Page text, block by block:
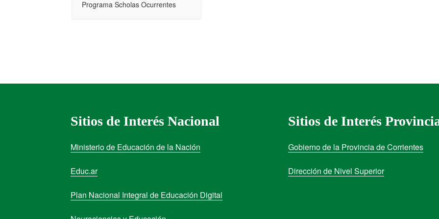
Programa Scholas Ocurrentes
Sitios de Interés Nacional
Ministerio de Educación de la Nación
Educ.ar
Plan Nacional Integral de Educación Digital
Sitios de Interés
Gobierno de la Provincia de Corrientes
Dirección de Nivel Superior